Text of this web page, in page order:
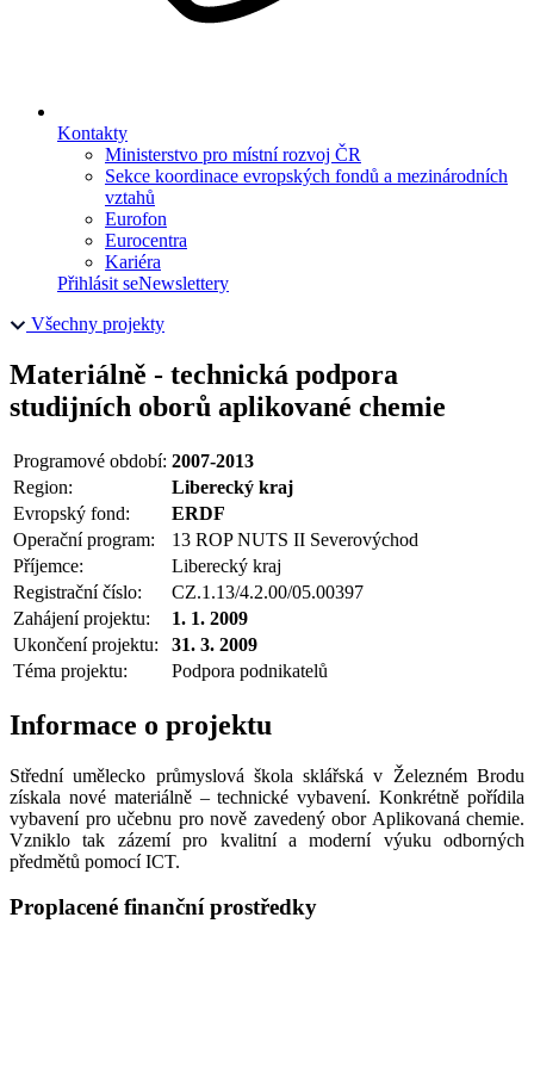
Kontakty
Ministerstvo pro místní rozvoj ČR
Sekce koordinace evropských fondů a mezinárodních
vztahů
Eurofon
Eurocentra
Kariéra
Přihlásit seNewslettery
Všechny projekty
Materiálně - technická podpora
studijních oborů aplikované chemie
Programové období: 2007-2013
Region:
Liberecký kraj
Evropský fond:
ERDF
Operační program:
13 ROP NUTS II Severovýchod
Příjemce:
Liberecký kraj
Registrační číslo:
CZ.1.13/4.2.00/05.00397
Zahájení projektu:
1. 1. 2009
Ukončení projektu:
31. 3. 2009
Téma projektu:
Podpora podnikatelů
Informace o projektu
Střední umělecko průmyslová škola sklářská v Železném Brodu
získala nové materiálně – technické vybavení. Konkrétně pořídila
vybavení pro učebnu pro nově zavedený obor Aplikovaná chemie.
Vzniklo tak zázemí pro kvalitní a moderní výuku odborných
předmětů pomocí ICT.
Proplacené finanční prostředky